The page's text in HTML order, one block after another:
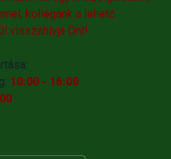
kollégánk a lehető
visszahivja Önt!
10:00 - 16:00